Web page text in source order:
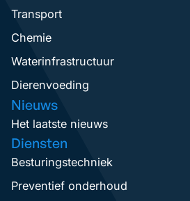
Transport
Chemie
Waterinfrastructuur
Dierenvoeding
Nieuws
Het laatste nieuws
Diensten
Besturingstechniek
Preventief onderhoud